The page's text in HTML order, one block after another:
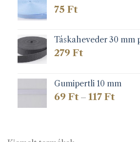
75 Ft
Táskaheveder 30 mm
279 Ft
Gumipertli 10 mm
69 Ft – 117 Ft